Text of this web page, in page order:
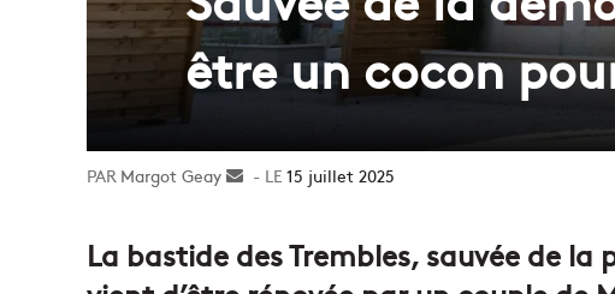
être un cocon
Margot Geay
Envoyer15 juillet 2025
La bastide des Trembles, sauvée de